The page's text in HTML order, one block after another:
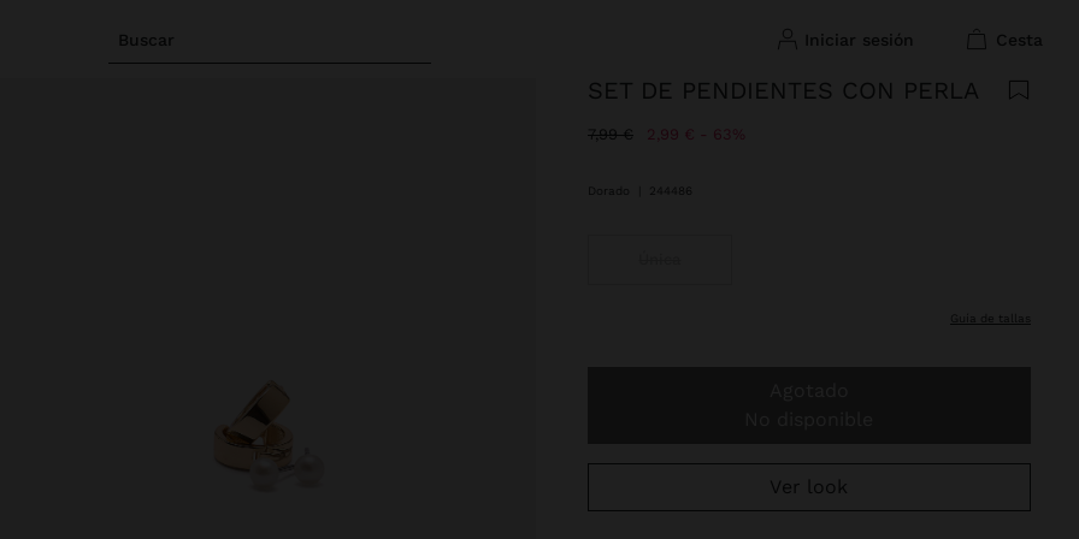
Buscar iniciar sesión cesta
SET DE PENDIENTES CON PERLA
Precio rebajado de
7,99 €A 2,99 € 63%
Dorado 244486
guía de tallas
Ver look